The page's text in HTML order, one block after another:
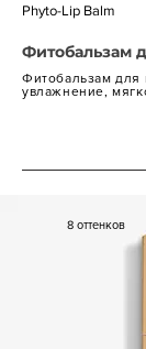
Phyto-Lip Balm
Фитобальзам
Фитобальзам для
увлажнение,
8 оттенков